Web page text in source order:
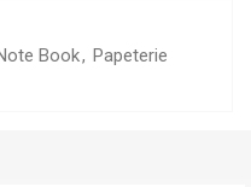
Book, Papeterie